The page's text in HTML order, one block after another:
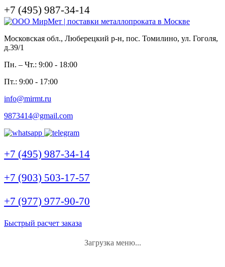
+7 (495) 987-34-14
Московская обл., Люберецкий р-н, пос. Томилино, ул. Гоголя,
д.39/1
Пн. – Чт.: 9:00 - 18:00
Пт.: 9:00 - 17:00
info@mirmt.ru
9873414@gmail.com
+7 (495) 987-34-14
+7 (903) 503-17-57
+7 (977) 977-90-70
Быстрый расчет заказа
Загрузка меню...